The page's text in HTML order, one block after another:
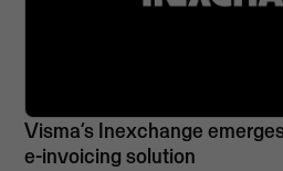
Visma’s Inexchange
e-invoicing solution